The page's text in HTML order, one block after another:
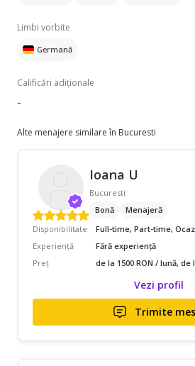
Limbi vorbite
Germană
Calificări adiționale
-
Alte menajere similare în Bucuresti
Ioana U
Bucuresti
Bonă
Menajeră
Disponibilitate
Full-time, Part-time,
Experiență
Fără experiență
Preț
de la 1500 RON / lună, de
Vezi profil
Trimite